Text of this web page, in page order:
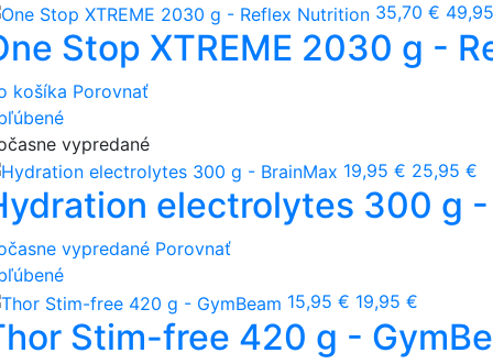
35,70 €
Stop XTREME 2030 g -
košíka Porovnať
vypredané
19,95 € 25,95 €
electrolytes 300 g
vypredané Porovnať
15,95 € 19,95 €
Stim-free 420 g -